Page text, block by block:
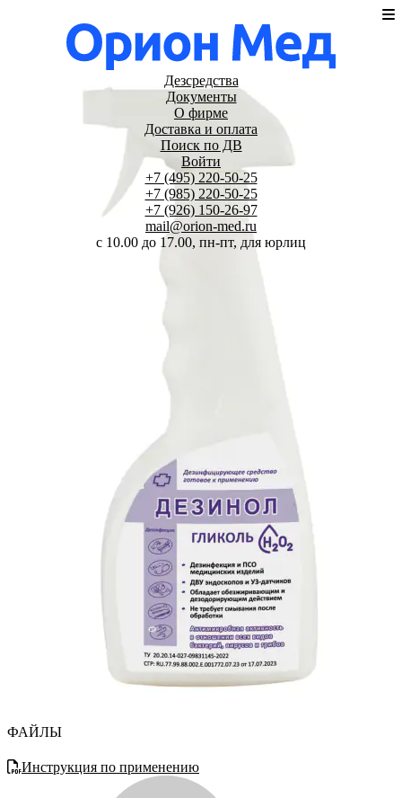
Дезсредства
Документы
О фирме
Доставка и оплата
Поиск по ДВ
Войти
+7 (495) 220-50-25
+7 (985) 220-50-25
+7 (926) 150-26-97
mail@orion-med.ru
c 10.00 до 17.00, пн-пт, для юрлиц
ФАЙЛЫ
Инструкция по применению